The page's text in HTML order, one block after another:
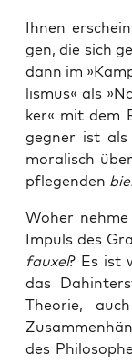
Ihnen
gen, die sich
dann im
lis­mus« als
ker« mit dem
geg­ner ist als
mora­lisch
pfle­gen­den
Woher
Impuls des
fau­xel? Es ist
das
Theo­rie,
des